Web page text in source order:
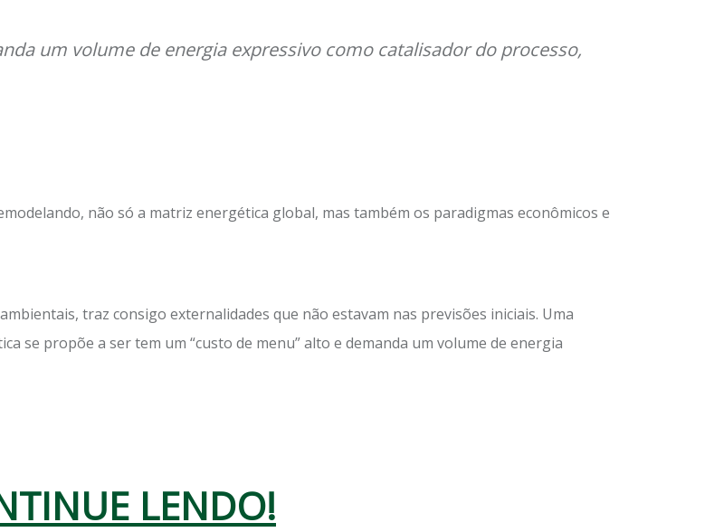
um volume de energia expressivo como catalisador do processo,
não só a matriz energética global, mas também os paradigmas econômicos e
traz consigo externalidades que não estavam nas previsões iniciais. Uma
se propõe a ser tem um “custo de menu” alto e demanda um volume de energia
LENDO!